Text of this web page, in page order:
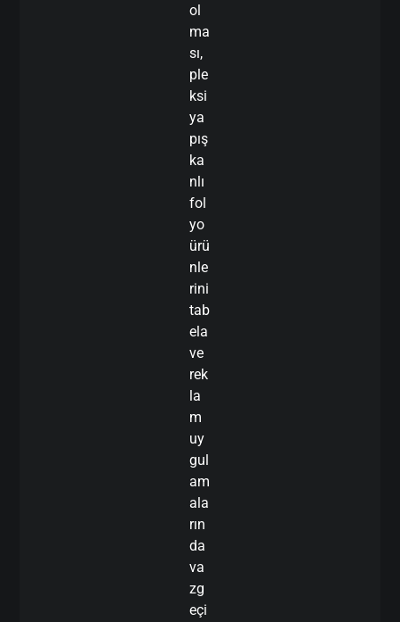
ol
ma
sı,
ple
ksi
ya
pış
ka
nlı
fol
yo
ürü
nle
rini
tab
ela
ve
rek
la
m
uy
gul
am
ala
rın
da
va
zg
eçi